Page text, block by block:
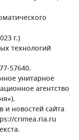
г.)
технологий
57640.
унитарное
агентство
новостей сайта
crimea.ria.ru